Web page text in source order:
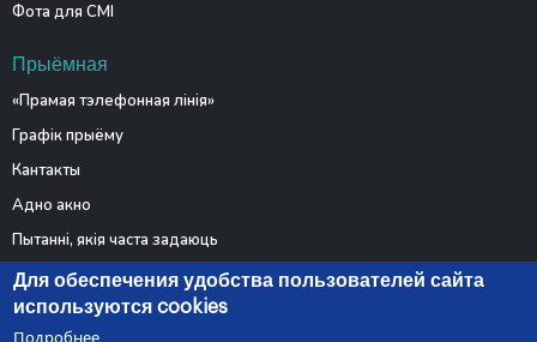
Фота для СМІ
Прыёмная
«Прамая тэлефонная лінія»
Графік прыёму
Кантакты
Адно акно
Пытанні, якія часта задаюць
Электронныя звароты
Для обеспечения удобства пользователей сайта
используются cookies
Подробнее